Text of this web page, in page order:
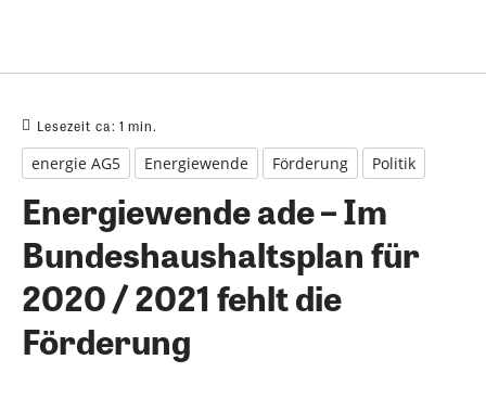
Lesezeit ca: 1 min.
energie AG5 Energiewende Förderung Politik
Energiewende ade – Im
Bundeshaushaltsplan für
2020 / 2021 fehlt die
Förderung